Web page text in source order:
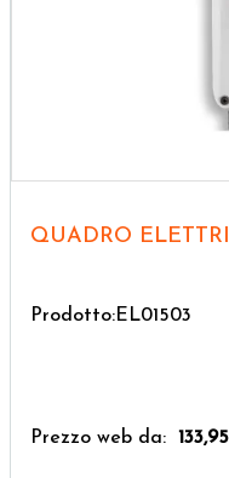
QUADRO
Prodotto:EL01503
Prezzo web da: